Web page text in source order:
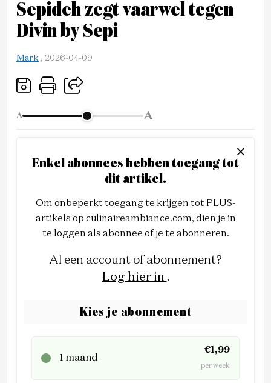
Sepideh zegt vaarwel tegen
Divin by Sepi
Mark , 2026-04-09
A A
Enkel abonnees hebben toegang tot
dit artikel.
Om onbeperkt toegang te krijgen tot PLUS-
artikels op culinaireambiance.com, dien je in
te loggen als abonnee of je te abonneren.
Al een account of abonnement?
Log hier in .
Kies je abonnement
1 maand
€1,99
per week